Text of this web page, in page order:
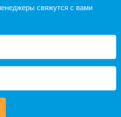
свяжутся с вами